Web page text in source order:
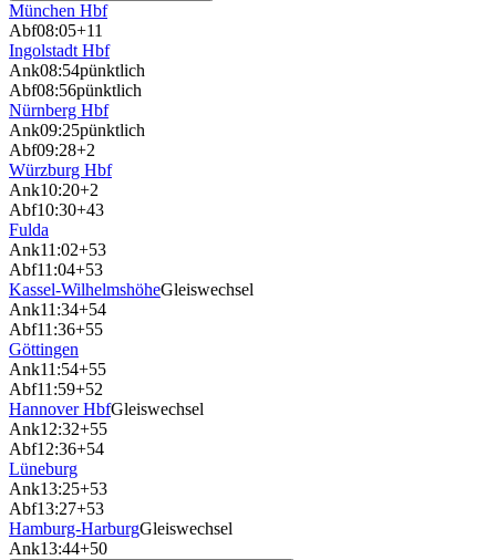
München Hbf
Abf08:05+11
Ingolstadt Hbf
Ank08:54pünktlich
Abf08:56pünktlich
Nürnberg Hbf
Ank09:25pünktlich
Abf09:28+2
Würzburg Hbf
Ank10:20+2
Abf10:30+43
Fulda
Ank11:02+53
Abf11:04+53
Kassel-WilhelmshöheGleiswechsel
Ank11:34+54
Abf11:36+55
Göttingen
Ank11:54+55
Abf11:59+52
Hannover HbfGleiswechsel
Ank12:32+55
Abf12:36+54
Lüneburg
Ank13:25+53
Abf13:27+53
Hamburg-HarburgGleiswechsel
Ank13:44+50